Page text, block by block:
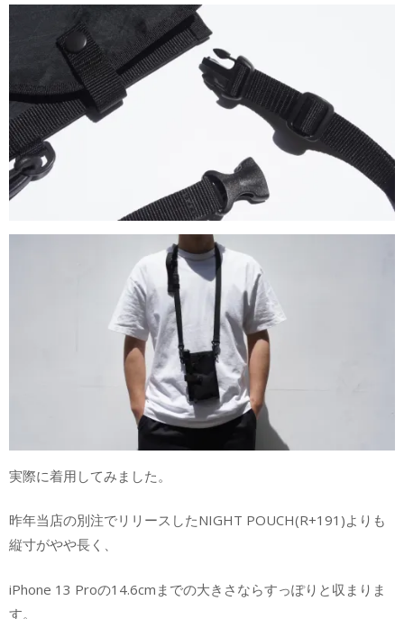
実際に着用してみました。
昨年当店の別注でリリースしたNIGHT POUCH(R+191)よりも
縦寸がやや長く、
iPhone 13 Proの14.6cmまでの大きさならすっぽりと収まりま
す。